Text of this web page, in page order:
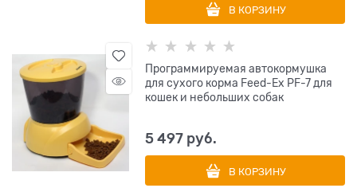
В КОРЗИНУ
Программируемая автокормушка
для сухого корма Feed-Ex PF-7 для
кошек и небольших собак
5 497 руб.
В КОРЗИНУ